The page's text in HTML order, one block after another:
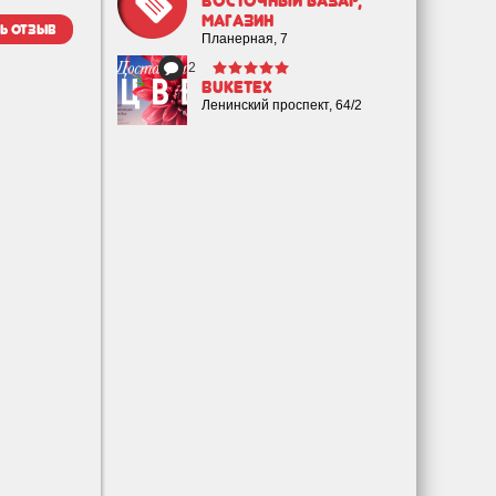
магазин
Планерная, 7
2
Buketex
Ленинский проспект, 64/2
отзыв